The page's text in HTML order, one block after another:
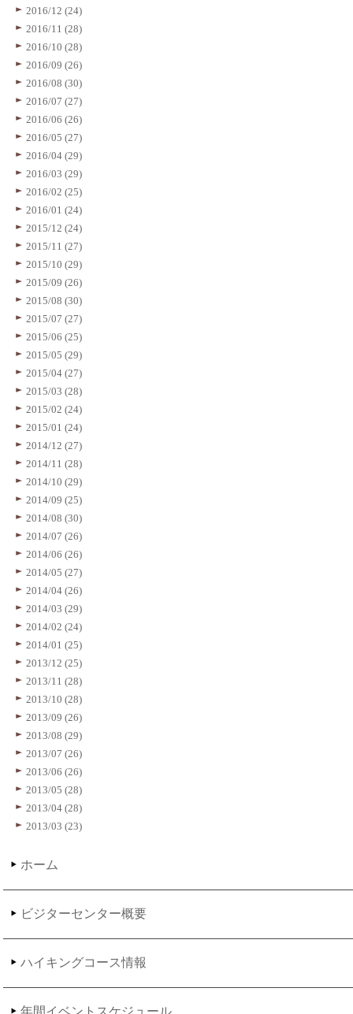
2016/12 (24)
2016/11 (28)
2016/10 (28)
2016/09 (26)
2016/08 (30)
2016/07 (27)
2016/06 (26)
2016/05 (27)
2016/04 (29)
2016/03 (29)
2016/02 (25)
2016/01 (24)
2015/12 (24)
2015/11 (27)
2015/10 (29)
2015/09 (26)
2015/08 (30)
2015/07 (27)
2015/06 (25)
2015/05 (29)
2015/04 (27)
2015/03 (28)
2015/02 (24)
2015/01 (24)
2014/12 (27)
2014/11 (28)
2014/10 (29)
2014/09 (25)
2014/08 (30)
2014/07 (26)
2014/06 (26)
2014/05 (27)
2014/04 (26)
2014/03 (29)
2014/02 (24)
2014/01 (25)
2013/12 (25)
2013/11 (28)
2013/10 (28)
2013/09 (26)
2013/08 (29)
2013/07 (26)
2013/06 (26)
2013/05 (28)
2013/04 (28)
2013/03 (23)
ホーム
ビジターセンター概要
ハイキングコース情報
年間イベントスケジュール